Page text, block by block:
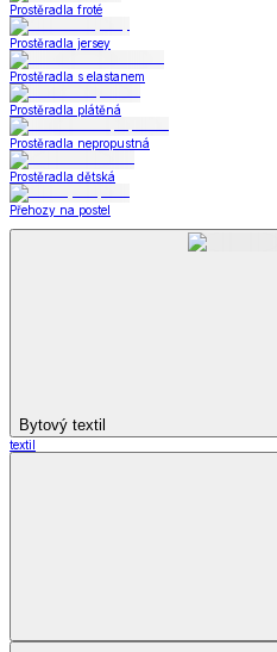
Prostěradla froté
Prostěradla jersey
Prostěradla s elastanem
Prostěradla plátěná
Prostěradla nepropustná
Prostěradla dětská
Přehozy na postel
Bytový textil
textil